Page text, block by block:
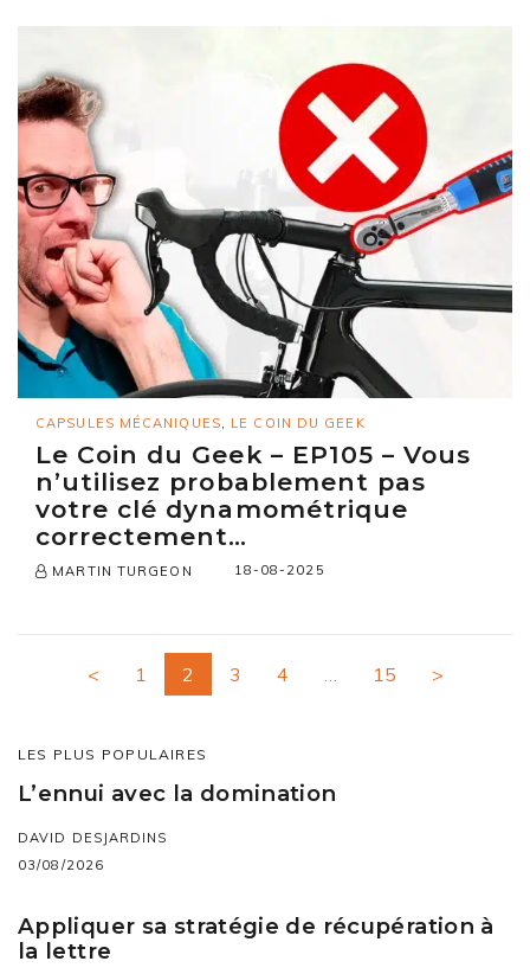
CAPSULES MÉCANIQUES LE COIN DU GEEK
Le Coin du Geek – EP105 – Vous
n’utilisez probablement pas
votre clé dynamométrique
correctement…
MARTIN TURGEON 18-08-2025
< 1 2 3 4 15 >
LES PLUS POPULAIRES
L’ennui avec la domination
DAVID DESJARDINS
03/08/2026
Appliquer sa stratégie de récupération à
la lettre